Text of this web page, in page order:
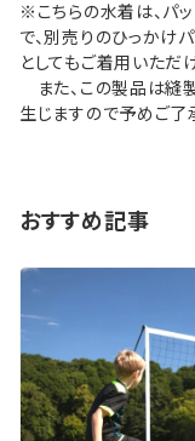
※こちらの水着は、パ
で、別売りのひっかけ
としてもご着用いただ
また、この製品は縫
生じますので予めご了
おすすめ記事